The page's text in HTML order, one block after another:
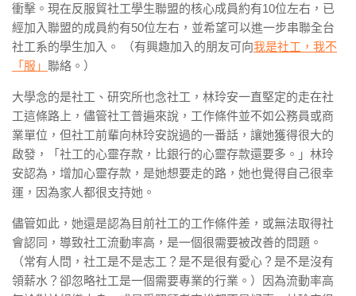
衝擊。現在反服貿社工學生聯盟的核心成員約有10位左右，已
經加入聯盟的成員約有50位左右，並希望可以進一步串聯全台
社工系的學生加入。 （有興趣加入的朋友可向我是社工，我不
「服」 聯絡。）
大學念的是社工、研究所也念社工，林玲安一直堅定的走在社
工這條路上，儘管社工普遍來說，工作條件並不如公務員或商
業單位，但社工前輩向林玲安說過的一番話，讓她獲得很大的
啟發，「社工的心靈存款，比銀行的心靈存款還要多。」林玲
安認為，增加心靈存款，是她想要走的路，她也覺得自己很幸
運，因為家人都很支持她。
儘管如此，她還是認為目前社工的工作條件差，或無法取得社
會認同，導致社工流動率高，是一個很需要被改善的問題。
（常有人問，社工是不是志工？是不是很有愛心？是不是沒有
領薪水？卻忽略社工是一個需要專業的行業。）因為流動率高